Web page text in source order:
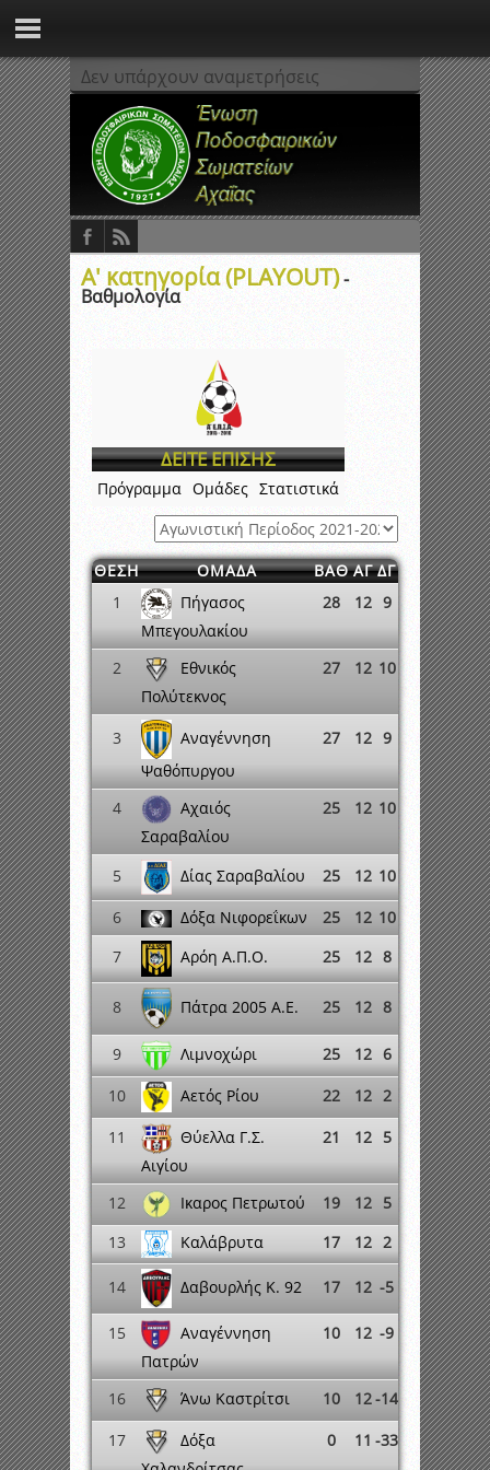
Δεν υπάρχουν αναμετρήσεις
Α' κατηγορία (PLAYOUT)-
Βαθμολογία
ΔΕΙΤΕ ΕΠΙΣΗΣ
Πρόγραμμα Ομάδες Στατιστικά
ΘΕΣΗ ΟΜΑΔΑ ΒΑΘ ΑΓ ΔΓ
1
Πήγασος
Μπεγουλακίου
28 12 9
2
Εθνικός
Πολύτεκνος
27 12 10
3
Αναγέννηση
Ψαθόπυργου
27 12 9
4
Αχαιός
Σαραβαλίου
25 12 10
5 Δίας Σαραβαλίου 25 12 10
6
Δόξα Νιφορεΐκων 25 12 10
7
Αρόη Α.Π.Ο. 25 12 8
8 Πάτρα 2005 A.E. 25 12 8
9 Λιμνοχώρι 25 12 6
10
Αετός Ρίου 22 12 2
11
Θύελλα Γ.Σ.
Αιγίου
21 12 5
12 Ικαρος Πετρωτού 19 12 5
13
Καλάβρυτα 17 12 2
14 Δαβουρλής K. 92 17 12 -5
15
Αναγέννηση
Πατρών
10 12 -9
16 Άνω Καστρίτσι 10 12-14
17
Δόξα
0 11 -33